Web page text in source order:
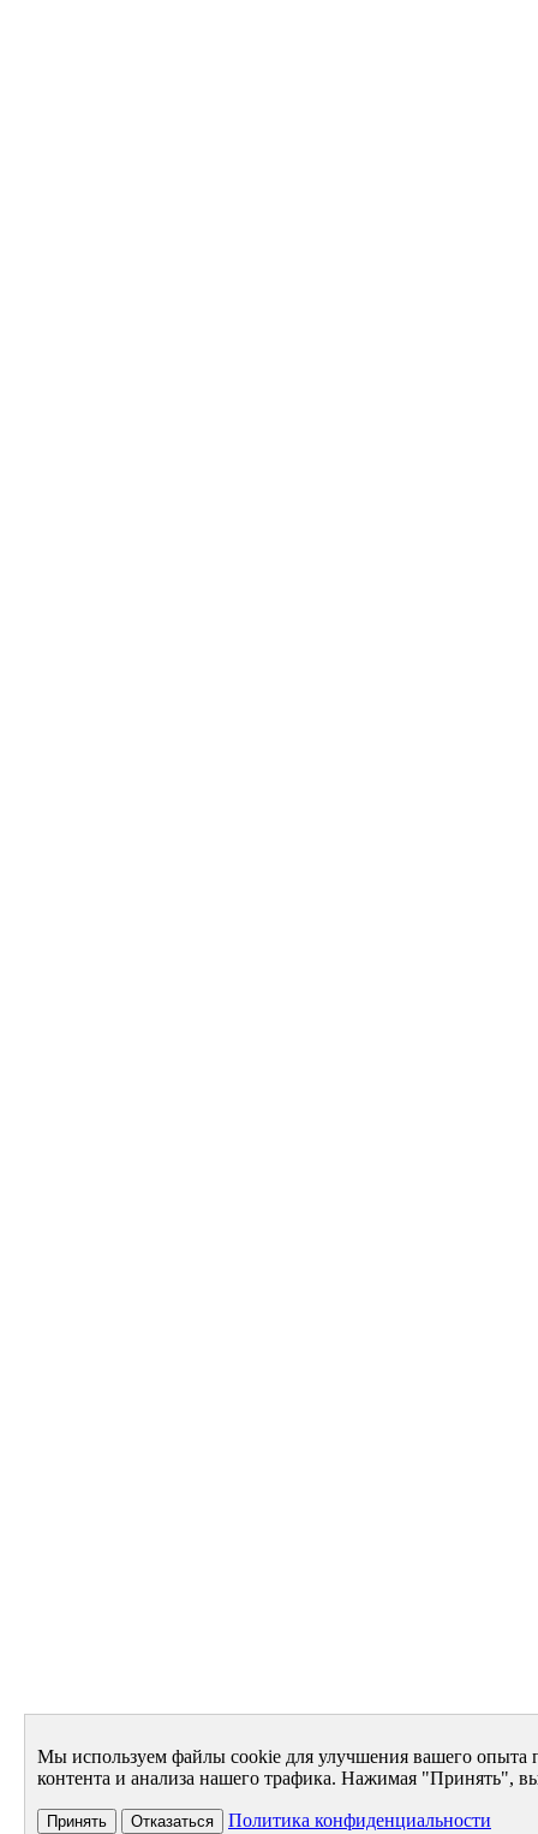
Мы используем файлы cookie для улучшения вашего опыта
контента и анализа нашего трафика. Нажимая "Принять",
Принять Отказаться Политика конфиденциальности